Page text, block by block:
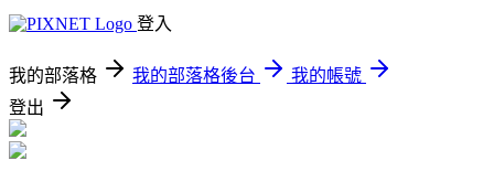
登入
我的部落格 我的部落格後台
我的帳號
登出